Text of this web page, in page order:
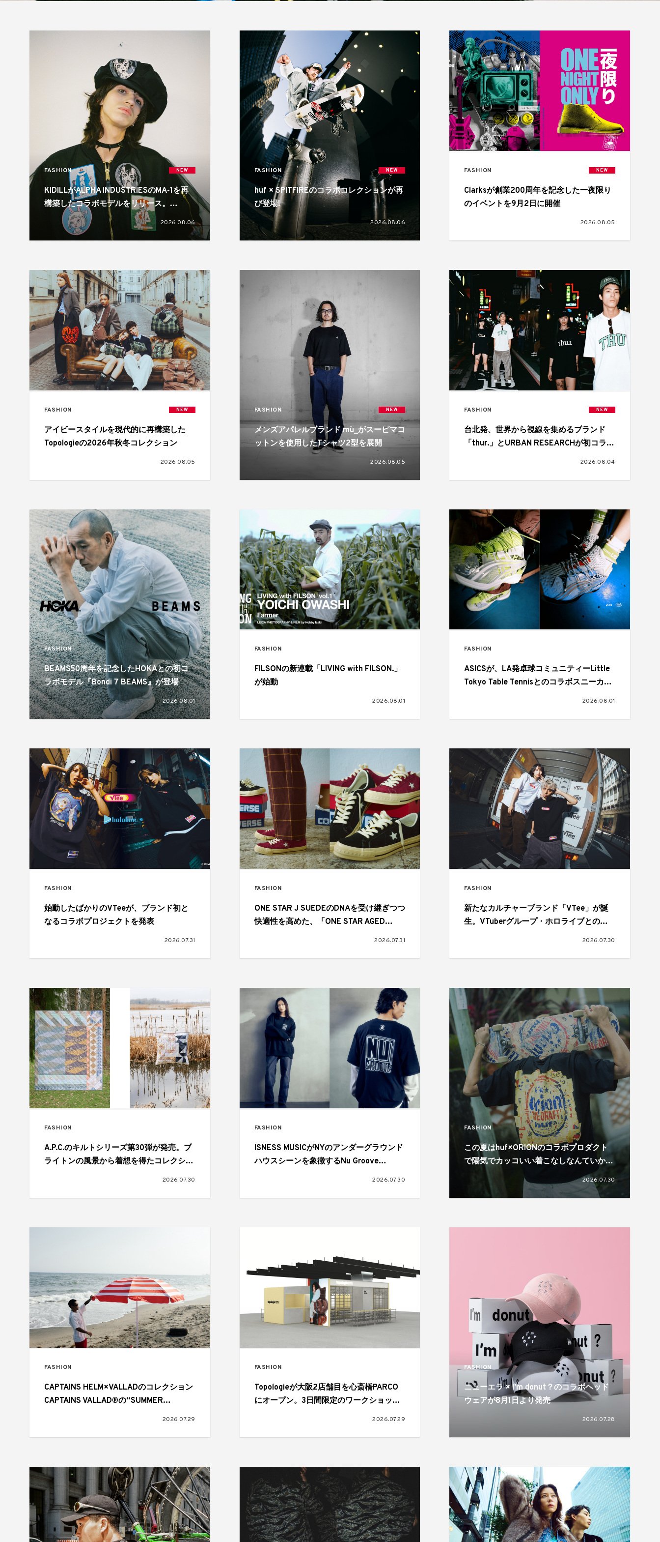
FASHION NEW
KIDILLがALPHA INDUSTRIESのMA-1を再
構築したコラボモデルをリリース。
HIZUMEとのトリプルコラボも展開
2026.08.06
FASHION NEW
huf × SPITFIREのコラボコレクションが再
び登場!
2026.08.06
FASHION NEW
Clarksが創業200周年を記念した一夜限り
のイベントを9月2日に開催
2026.08.05
FASHION NEW
アイビースタイルを現代的に再構築した
Topologieの2026年秋冬コレクション
2026.08.05
FASHION NEW
メンズアパレルブランド mù_がスーピマコ
ットンを使用したTシャツ2型を展開
2026.08.05
FASHION NEW
台北発、世界から視線を集めるブランド
「thur.」とURBAN RESEARCHが初コラボ
2026.08.04
FASHION
BEAMS50周年を記念したHOKAとの初コ
ラボモデル『Bondi 7 BEAMS』が登場
2026.08.01
FASHION
FILSONの新連載「LIVING with FILSON.」
が始動
2026.08.01
FASHION
ASICSが、LA発卓球コミュニティーLittle
Tokyo Table Tennisとのコラボスニーカー
2026.08.01
FASHION
始動したばかりのVTeeが、ブランド初と
なるコラボプロジェクトを発表
2026.07.31
FASHION
ONE STAR J SUEDEのDNAを受け継ぎつつ
快適性を高めた、「ONE STAR AGED
2026.07.31
FASHION
新たなカルチャーブランド「VTee」が誕
生。VTuberグループ・ホロライブとのコ
2026.07.30
FASHION
A.P.C.のキルトシリーズ第30弾が発売。ブ
ライトンの風景から着想を得たコレクショ
2026.07.30
FASHION
ISNESS MUSICがNYのアンダーグラウンド
ハウスシーンを象徴するNu Groove
2026.07.30
FASHION
この夏はhuf×ORIONのコラボプロダクト
で陽気でカッコいい着こなしなんていかが
でしょう?
2026.07.30
FASHION
CAPTAINS HELM×VALLADのコレクション
CAPTAINS VALLAD®の“SUMMER
2026.07.29
FASHION
Topologieが大阪2店舗目を心斎橋PARCO
にオープン。3日間限定のワークショップ
2026.07.29
FASHION
ニューエラ × I’m donut？のコラボヘッド
ウェアが8月1日より発売
2026.07.28